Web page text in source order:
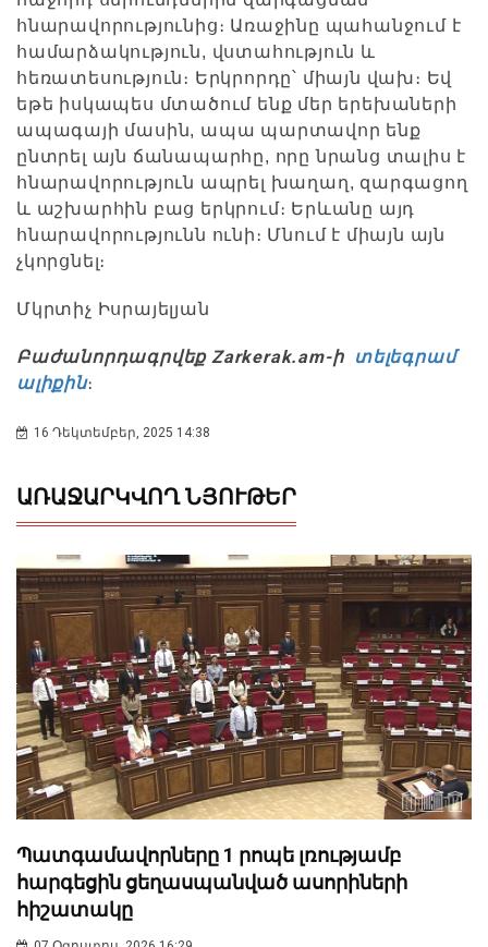
հնարավորությունից։ Առաջինը պահանջում է
համարձակություն, վստահություն և
հեռատեսություն։ Երկրորդը՝ միայն վախ։ Եվ
եթե իսկապես մտածում ենք մեր երեխաների
ապագայի մասին, ապա պարտավոր ենք
ընտրել այն ճանապարհը, որը նրանց տալիս է
հնարավորություն ապրել խաղաղ, զարգացող
և աշխարհին բաց երկրում։ Երևանը այդ
հնարավորությունն ունի։ Մնում է միայն այն
չկորցնել։
Մկրտիչ Իսրայելյան
Բաժանորդագրվեք Zarkerak.am-ի տելեգրամ
ալիքին։
16 Դեկտեմբեր, 2025 14:38
ԱՌԱՋԱՐԿՎՈՂ ՆՅՈՒԹԵՐ
Պատգամավորները 1 րոպե լռությամբ
հարգեցին ցեղասպանված ասորիների
հիշատակը